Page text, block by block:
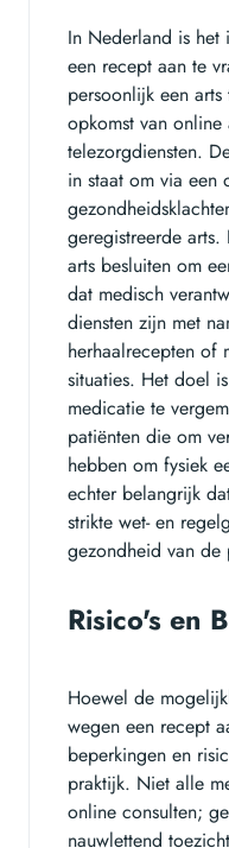
In Nederland is
een recept aan te
persoonlijk een
opkomst van online
telezorgdiensten.
in staat om via een
geregistreerde
arts besluiten om
dat medisch
diensten zijn met
herhaalrecepten of
situaties. Het doel
medicatie te
patiënten die om
hebben om fysiek
echter belangrijk
strikte wet- en
gezondheid van de
Risico's en
Hoewel de
wegen een recept
beperkingen en
praktijk. Niet alle
online consulten;
nauwlettend